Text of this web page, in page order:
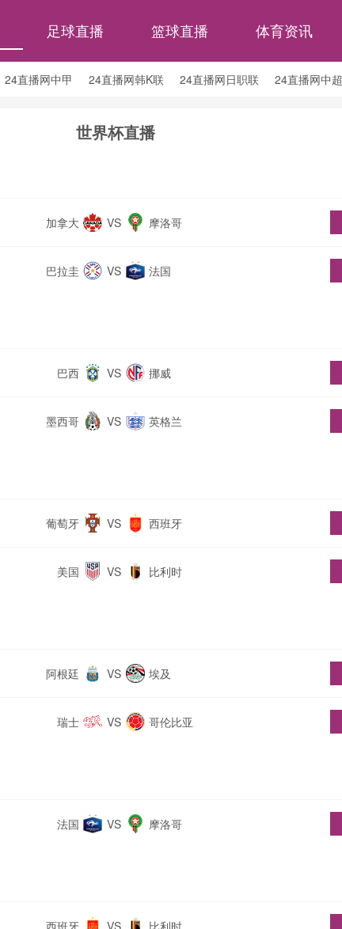
足球直播 篮球直播 体育资讯
24直播网中甲 24直播网韩K联 24直播网日职联 24直播网中超
世界杯直播
加拿大 VS 摩洛哥
巴拉圭 VS 法国
巴西 VS 挪威
墨西哥 VS 英格兰
葡萄牙 VS 西班牙
美国 VS 比利时
阿根廷 VS 埃及
瑞士 VS 哥伦比亚
法国 VS 摩洛哥
西班牙 VS 比利时